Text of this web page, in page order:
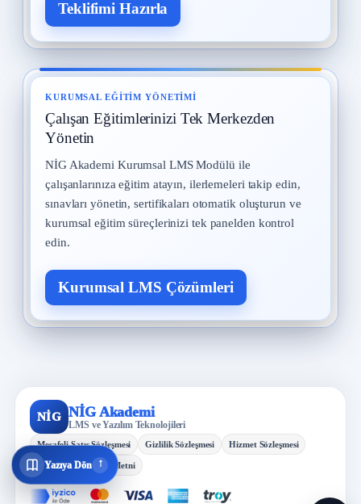
Yazıya Dön ↓
Teklifimi Hazırla
KURUMSAL EĞITIM YÖNETIMI
Çalışan Eğitimlerinizi Tek Merkezden
Yönetin
NİG Akademi Kurumsal LMS Modülü ile
çalışanlarınıza eğitim atayın, ilerlemeleri takip edin,
sınavları yönetin, sertifikaları otomatik oluşturun ve
kurumsal eğitim süreçlerinizi tek panelden kontrol
edin.
Kurumsal LMS Çözümleri
NİG NİG Akademi
LMS ve Yazılım Teknolojileri
Mesafeli Satış Sözleşmesi Gizlilik Sözleşmesi Hizmet Sözleşmesi
KVKK Aydınlatma Metni